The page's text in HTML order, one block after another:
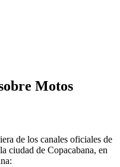
Motos
de los canales oficiales de
ciudad de Copacabana, en